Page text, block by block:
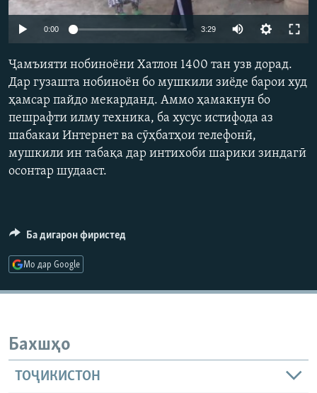
ГУЗОРИШҲОИ РАДИОӢ
Русский
ПАЙГИРӢ КУНЕД
Ҳамаи сомонаҳои RFE/RL
0:00 3:29
Ҷамъияти нобиноёни Хатлон 1400 тан узв дорад.
Дар гузашта нобиноён бо мушкили зиёде барои худ
ҳамсар пайдо мекарданд. Аммо ҳамакнун бо
пешрафти илму техника, ба хусус истифода аз
шабакаи Интернет ва сӯҳбатҳои телефонӣ,
мушкили ин табақа дар интихоби шарики зиндагӣ
осонтар шудааст.
Ба дигарон фиристед
Мо дар Google
Бахшҳо
ТОҶИКИСТОН